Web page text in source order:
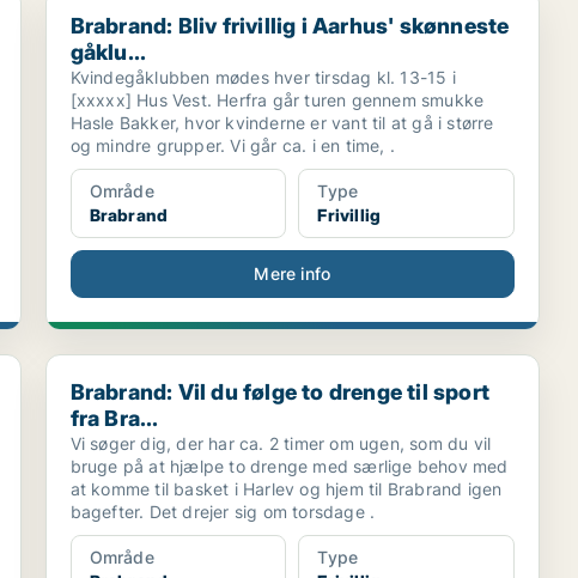
Brabrand: Bliv frivillig i Aarhus' skønneste
gåklu...
Kvindegåklubben mødes hver tirsdag kl. 13-15 i
[xxxxx] Hus Vest. Herfra går turen gennem smukke
Hasle Bakker, hvor kvinderne er vant til at gå i større
og mindre grupper. Vi går ca. i en time, .
Område
Brabrand
Type
Frivillig
Mere info
Brabrand: Vil du følge to drenge til sport fra Bra...
Brabrand: Vil du følge to drenge til sport
fra Bra...
Vi søger dig, der har ca. 2 timer om ugen, som du vil
bruge på at hjælpe to drenge med særlige behov med
at komme til basket i Harlev og hjem til Brabrand igen
bagefter. Det drejer sig om torsdage .
Område
Type